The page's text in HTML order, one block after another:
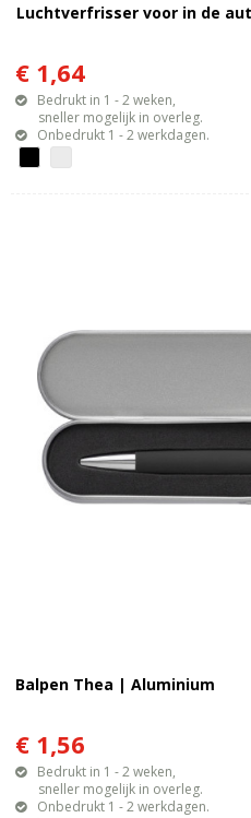
Luchtverfrisser voor in de
€ 1,64
Bedrukt in 1 - 2 weken,
sneller mogelijk in overleg.
Onbedrukt 1 - 2 werkdagen.
Balpen Thea | Aluminium
€ 1,56
Bedrukt in 1 - 2 weken,
sneller mogelijk in overleg.
Onbedrukt 1 - 2 werkdagen.